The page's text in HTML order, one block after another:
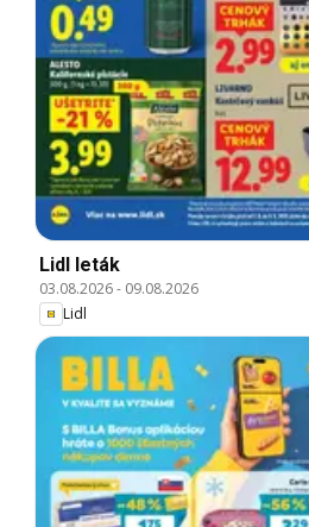
Lidl leták
03.08.2026- 09.08.2026
Lidl